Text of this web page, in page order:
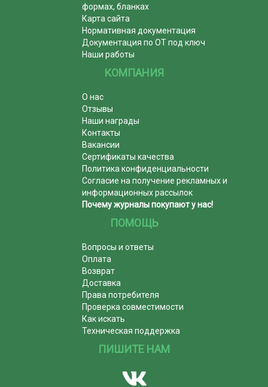
формах, бланках
Карта сайта
Нормативная документация
Документация по ОТ под ключ
Наши работы
КОМПАНИЯ
О нас
Отзывы
Наши награды
Контакты
Вакансии
Сертификаты качества
Политика конфиденциальности
Согласие на получение рекламных и
информационных рассылок
Почему журналы покупают у нас!
ПОМОЩЬ
Вопросы и ответы
Оплата
Возврат
Доставка
Права потребителя
Проверка совместимости
Как искать
Техническая поддержка
ПИШИТЕ НАМ